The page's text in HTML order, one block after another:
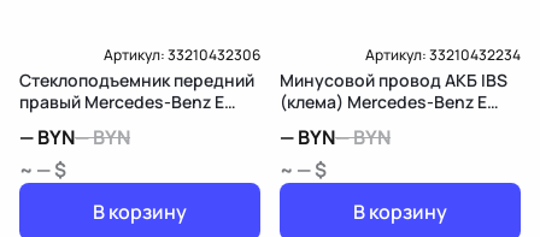
Артикул:33210432306
Стеклоподъемник передний
правый Mercedes-Benz E
—BYN—BYN
~ — $
В корзину
Артикул:33210432234
Минусовой провод АКБ IBS
(клема) Mercedes-Benz E
—BYN—BYN
~ — $
В корзину